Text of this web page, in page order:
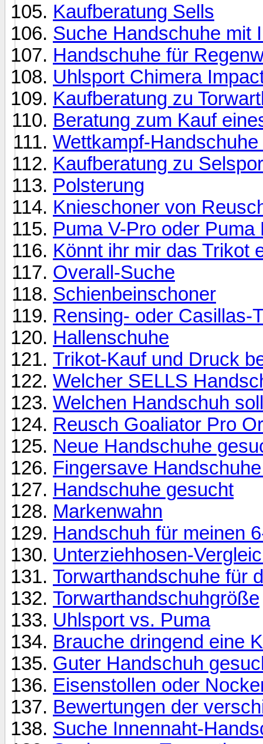
Kaufberatung Sells
Suche Handschuhe mit
Handschuhe für
Uhlsport Chimera
Kaufberatung zu
Beratung zum Kauf
Wettkampf-
Kaufberatung zu
Polsterung
Knieschoner von
Puma V-Pro oder Puma
Könnt ihr mir das Trikot
Overall-Suche
Schienbeinschoner
Rensing- oder Casillas-
Hallenschuhe
Trikot-Kauf und Druck
Welcher SELLS
Welchen Handschuh
Reusch Goaliator Pro
Neue Handschuhe
Fingersave
Handschuhe gesucht
Markenwahn
Handschuh für meinen
Unterziehhosen-
Torwarthandschuhe für
Torwarthandschuhgröße
Uhlsport vs. Puma
Brauche dringend eine
Guter Handschuh
Eisenstollen oder
Bewertungen der
Suche Innennaht-